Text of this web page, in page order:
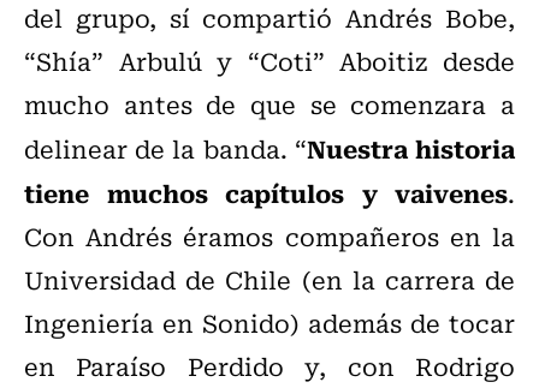
del grupo, sí compartió Andrés Bobe,
“Shía” Arbulú y “Coti” Aboitiz desde
mucho antes de que se comenzara a
delinear de la banda. “Nuestra historia
tiene muchos capítulos y vaivenes.
Con Andrés éramos compañeros en la
Universidad de Chile (en la carrera de
Ingeniería en Sonido) además de tocar
en Paraíso Perdido y, con Rodrigo